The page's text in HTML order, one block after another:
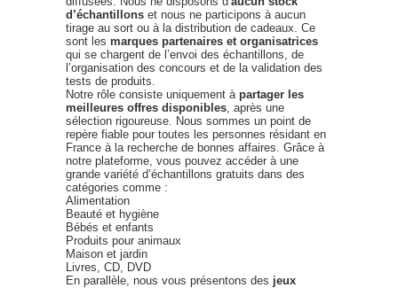
d’échantillons et nous ne participons à aucun
tirage au sort ou à la distribution de cadeaux. Ce
sont les marques partenaires et organisatrices
qui se chargent de l’envoi des échantillons, de
l’organisation des concours et de la validation des
tests de produits.
Notre rôle consiste uniquement à partager les
meilleures offres disponibles , après une
sélection rigoureuse. Nous sommes un point de
repère fiable pour toutes les personnes résidant en
France à la recherche de bonnes affaires. Grâce à
notre plateforme, vous pouvez accéder à une
grande variété d’échantillons gratuits dans des
catégories comme :
Alimentation
Beauté et hygiène
Bébés et enfants
Produits pour animaux
Maison et jardin
Livres, CD, DVD
En parallèle, nous vous présentons des jeux